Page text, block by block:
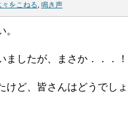
々をこねる, 鳴き声
したが、まさか．．．！
けど、皆さんはどうでしょ